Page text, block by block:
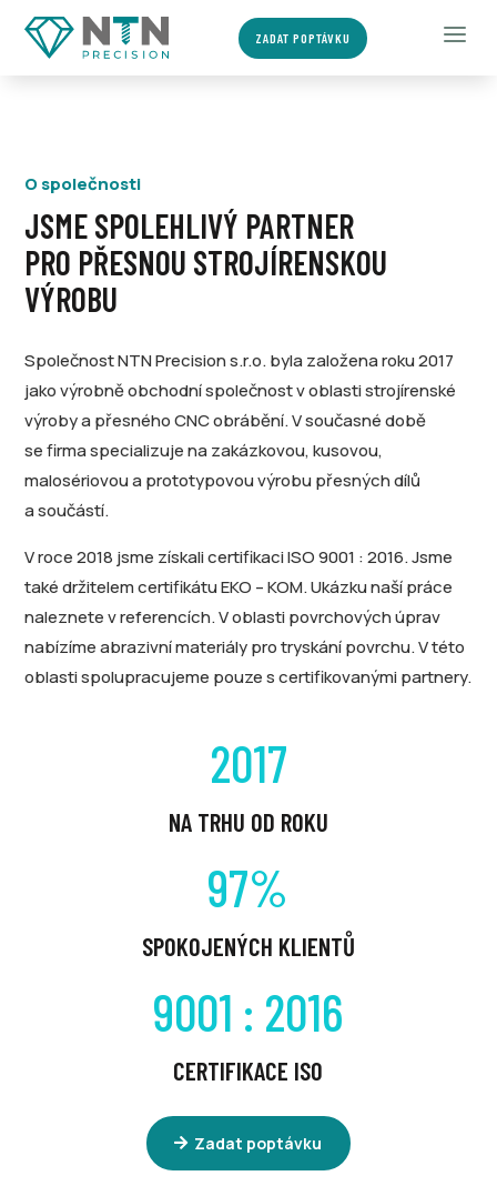
ZADAT POPTÁVKU a
O společnosti
JSME SPOLEHLIVÝ PARTNER
PRO PŘESNOU STROJÍRENSKOU
VÝROBU
Společnost NTN Precision s.r.o. byla založena roku 2017
jako výrobně obchodní společnost v oblasti strojírenské
výroby a přesného CNC obrábění. V současné době
se firma specializuje na zakázkovou, kusovou,
malosériovou a prototypovou výrobu přesných dílů
a součástí.
V roce 2018 jsme získali certifikaci ISO 9001 : 2016. Jsme
také držitelem certifikátu EKO – KOM. Ukázku naší práce
naleznete v referencích. V oblasti povrchových úprav
nabízíme abrazivní materiály pro tryskání povrchu. V této
oblasti spolupracujeme pouze s certifikovanými partnery.
2017
NA TRHU OD ROKU
97%
SPOKOJENÝCH KLIENTŮ
9001 : 2016
CERTIFIKACE ISO
Zadat poptávku